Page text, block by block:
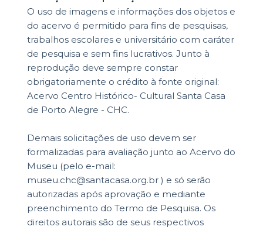
O uso de imagens e informações dos objetos e
do acervo é permitido para fins de pesquisas,
trabalhos escolares e universitário com caráter
de pesquisa e sem fins lucrativos. Junto à
reprodução deve sempre constar
obrigatoriamente o crédito à fonte original:
Acervo Centro Histórico- Cultural Santa Casa
de Porto Alegre - CHC.
Demais solicitações de uso devem ser
formalizadas para avaliação junto ao Acervo do
Museu (pelo e-mail:
museu.chc@santacasa.org.br ) e só serão
autorizadas após aprovação e mediante
preenchimento do Termo de Pesquisa. Os
direitos autorais são de seus respectivos